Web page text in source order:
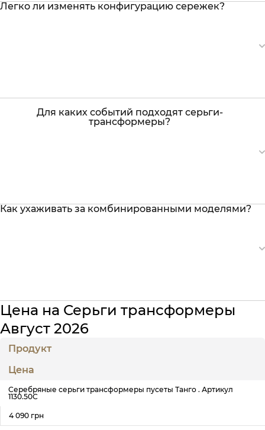
Легко ли изменять конфигурацию сережек?
Для каких событий подходят серьги-
трансформеры?
Как ухаживать за комбинированными моделями?
Цена на Серьги трансформеры
Август 2026
Продукт
Цена
Серебряные серьги трансформеры пусеты Танго . Артикул
1130.50С
4 090 грн